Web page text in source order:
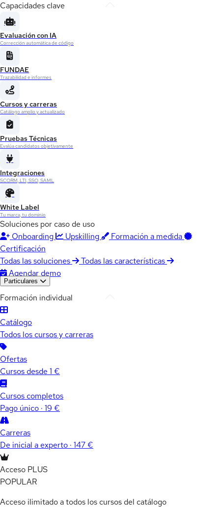
Capacidades clave
Evaluación con IA
Corrección automática de código
FUNDAE
Trazabilidad e informes
Cursos y carreras
Catálogo amplio y actualizado
Pruebas Técnicas
Evalúa candidatos objetivamente
Integraciones
SCORM, LTI, SSO, SAML
White Label
Tu marca, tu dominio
Soluciones por caso de uso
Onboarding
Upskilling
Formación a medida
Certificación
Todas las soluciones
Todas las características
Agendar demo
Particulares
Formación individual
Catálogo
Todos los cursos y carreras
Ofertas
Cursos desde 1 €
Cursos completos
Pago único · 19 €
Carreras
De inicial a experto · 147 €
Acceso PLUS
POPULAR
Acceso ilimitado a todos los cursos del catálogo